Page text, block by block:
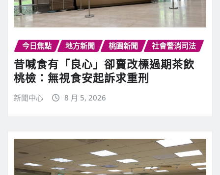
今日焦點 地方新聞 桃園新聞 社會警消司法
昔喊食有「良心」卻賣改標過期茶飲
桃檢：無視食安起訴求重刑
新聞中心 8 月 5, 2026